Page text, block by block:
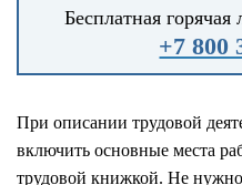
Бесплатная
+7 800
При описании трудовой
включить основные места
трудовой книжкой. Не